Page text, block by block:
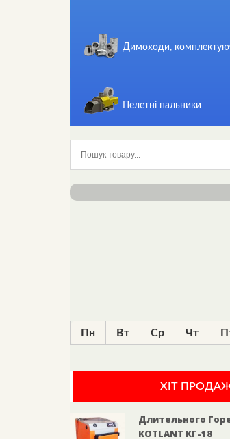
Димоходи,
Пелетні пальники
Пн Вт Ср Чт
ХІТ
Длительного
KOTLANT KГ-18